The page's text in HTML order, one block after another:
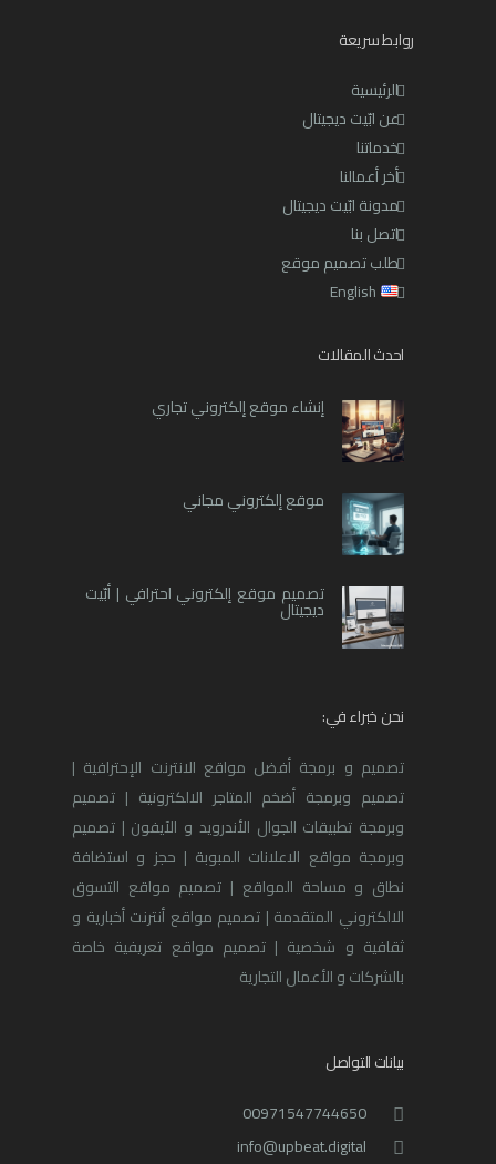
روابط سريعة
الرئيسية
عن ابّيت ديجيتال
خدماتنا
أخر أعمالنا
مدونة ابّيت ديجيتال
اتصل بنا
طلب تصميم موقع
English
احدث المقالات
إنشاء موقع إلكتروني تجاري
موقع إلكتروني مجاني
تصميم موقع إلكتروني احترافي | أبّيت
ديجيتال
نحن خبراء في:
تصميم و برمجة أفضل مواقع الانترنت الإحترافية |
تصميم وبرمجة أضخم المتاجر الالكترونية | تصميم
وبرمجة تطبيقات الجوال الأندرويد و الآيفون | تصميم
وبرمجة مواقع الاعلانات المبوبة | حجز و استضافة
نطاق و مساحة المواقع | تصميم مواقع التسوق
الالكتروني المتقدمة | تصميم مواقع أنترنت أخبارية و
ثقافية و شخصية | تصميم مواقع تعريفية خاصة
بالشركات و الأعمال التجارية
بيانات التواصل
00971547744650
info@upbeat.digital